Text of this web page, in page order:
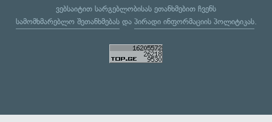
ვებსაიტით სარგებლობისას ეთანხმებით ჩვენს
სამომხმარებლო შეთანხმებასდა პირადი ინფორმაციის პოლიტიკას.